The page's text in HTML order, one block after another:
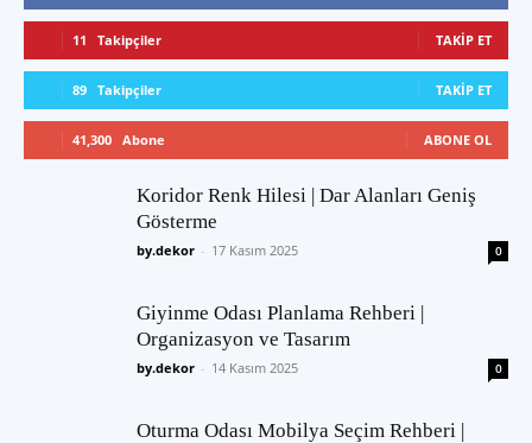
11 Takipçiler TAKIP ET
89 Takipçiler TAKIP ET
41,300 Abone ABONE OL
Koridor Renk Hilesi | Dar Alanları Geniş
Gösterme
by.dekor - 17 Kasım 2025 0
Giyinme Odası Planlama Rehberi |
Organizasyon ve Tasarım
by.dekor - 14 Kasım 2025 0
Oturma Odası Mobilya Seçim Rehberi |